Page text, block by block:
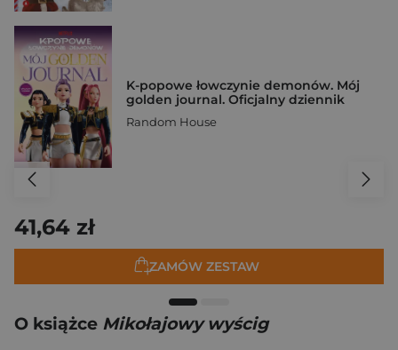
K-popowe łowczynie demonów. Mój
golden journal. Oficjalny dziennik
Random House
41,64 zł
ZAMÓW ZESTAW
O książce Mikołajowy wyścig